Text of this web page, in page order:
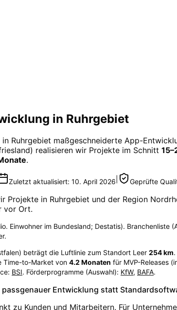
in Ruhrgebiet
in Ruhrgebiet maßgeschneiderte App-
realisieren wir Projekte im Schnitt
.
Zuletzt aktualisiert: 10. April 2026 Geprüfte
Projekte in Ruhrgebiet und der Region
vor Ort.
Einwohner im Bundesland; Destatis). Branchenliste
) beträgt die Luftlinie zum Standort Leer 254km
Time-to-Market von 4.2 Monaten für MVP-Releases
BSI. Förderprogramme (Auswahl): KfW, BAFA.
passgenauer Entwicklung statt
zu Kunden und Mitarbeitern. Für